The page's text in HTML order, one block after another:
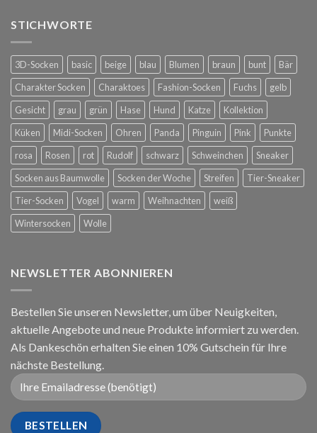
STICHWORTE
3D-Socken basic beige blau Blumen braun bunt
Bär
Charakter Socken
Charaktoes Fashion-Socken Fuchs
gelb
Gesicht
grau grün Hase Hund Katze
Kollektion
Küken
Midi-Socken Ohren Panda Pinguin Pink
Punkte
rosa
Rosen rot Rudolf schwarz Schweinchen
Sneaker
Socken aus Baumwolle
Socken der Woche Streifen
Tier-Sneaker
Tier-Socken
Vogel warm Weihnachten
weiß
Wintersocken
Wolle
NEWSLETTER ABONNIEREN
Bestellen Sie unseren Newsletter, um über Neuigkeiten,
aktuelle Angebote und neue Produkte informiert zu werden.
Als Dankeschön erhalten Sie einen 10% Gutschein für Ihre
nächste Bestellung.